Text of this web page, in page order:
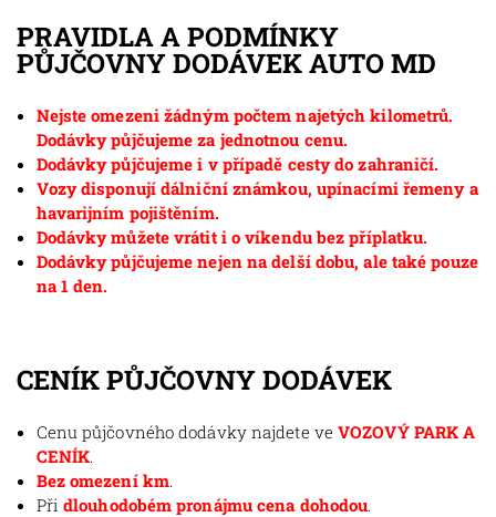
PRAVIDLA A PODMÍNKY
PŮJČOVNY DODÁVEK AUTO MD
Nejste omezeni žádným počtem najetých kilometrů.
Dodávky půjčujeme za jednotnou cenu.
Dodávky půjčujeme i v případě cesty do zahraničí.
Vozy disponují dálniční známkou, upínacími řemeny a
havarijním pojištěním.
Dodávky můžete vrátit i o víkendu bez příplatku.
Dodávky půjčujeme nejen na delší dobu, ale také pouze
na 1 den.
CENÍK PŮJČOVNY DODÁVEK
Cenu půjčovného dodávky najdete veVOZOVÝ PARK A
CENÍK.
Bez omezení km.
Při dlouhodobém pronájmu cena dohodou.